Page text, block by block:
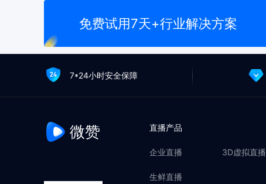
免费试用7天+行业解决方案
7*24小时安全保障
微赞 直播产品
企业直播
生鲜直播
3D虚拟直播